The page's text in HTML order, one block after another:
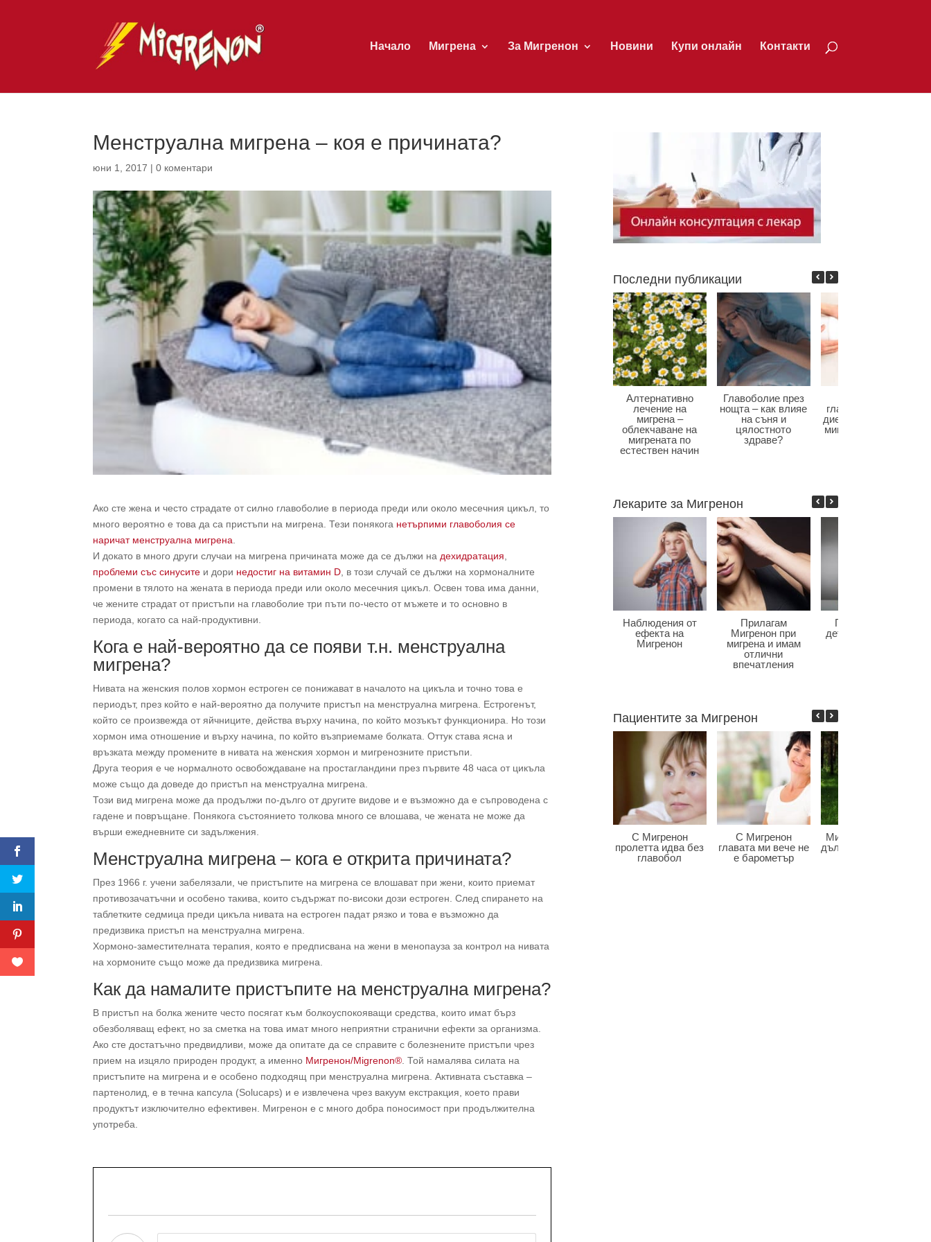
Начало Мигрена За Мигренон Новини Купи онлайн Контакти
Менструална мигрена – коя е причината?
юни 1, 2017 |0 коментари
Ако сте жена и често страдате от силно главоболие в периода преди или около месечния цикъл, то
много вероятно е това да са пристъпи на мигрена. Тези понякога нетърпими главоболия се
наричат менструална мигрена.
И докато в много други случаи на мигрена причината може да се дължи надехидратация,
проблеми със синусите и дори недостиг на витамин D, в този случай се дължи на хормоналните
промени в тялото на жената в периода преди или около месечния цикъл. Освен това има данни,
че жените страдат от пристъпи на главоболие три пъти по-често от мъжете и то основно в
периода, когато са най-продуктивни.
Кога е най-вероятно да се появи т.н. менструална
мигрена?
Нивата на женския полов хормон естроген се понижават в началото на цикъла и точно това е
периодът, през който е най-вероятно да получите пристъп на менструална мигрена. Естрогенът,
който се произвежда от яйчниците, действа върху начина, по който мозъкът функционира. Но този
хормон има отношение и върху начина, по който възприемаме болката. Оттук става ясна и
връзката между промените в нивата на женския хормон и мигренозните пристъпи.
Друга теория е че нормалното освобождаване на простагландини през първите 48 часа от цикъла
може също да доведе до пристъп на менструална мигрена.
Този вид мигрена може да продължи по-дълго от другите видове и е възможно да е съпроводена с
гадене и повръщане. Понякога състоянието толкова много се влошава, че жената не може да
върши ежедневните си задължения.
Менструална мигрена – кога е открита причината?
През 1966 г. учени забелязали, че пристъпите на мигрена се влошават при жени, които приемат
противозачатъчни и особено такива, които съдържат по-високи дози естроген. След спирането на
таблетките седмица преди цикъла нивата на естроген падат рязко и това е възможно да
предизвика пристъп на менструална мигрена.
Хормоно-заместителната терапия, която е предписвана на жени в менопауза за контрол на нивата
на хормоните също може да предизвика мигрена.
Как да намалите пристъпите на менструална мигрена?
В пристъп на болка жените често посягат към болкоуспокояващи средства, които имат бърз
обезболяващ ефект, но за сметка на това имат много неприятни странични ефекти за организма.
Ако сте достатъчно предвидливи, може да опитате да се справите с болезнените пристъпи чрез
прием на изцяло природен продукт, а именно Мигренон/Migrenon®. Той намалява силата на
пристъпите на мигрена и е особено подходящ при менструална мигрена. Активната съставка –
партенолид, е в течна капсула (Solucaps) и е извлечена чрез вакуум екстракция, което прави
продуктът изключително ефективен. Мигренон е с много добра поносимост при продължителна
употреба.
Последни публикации
Алтернативно
лечение на
мигрена –
облекчаване на
мигрената по
естествен начин
Главоболие през
нощта – как влияе
на съня и
цялостното
здраве?
главоболие – как
диетата влияе при
мигрена и болки в
Лекарите за Мигренон
Наблюдения от
ефекта на
Мигренон
Прилагам
Мигренон при
мигрена и имам
отлични
впечатления
Главоболие в
детската възраст
Пациентите за Мигренон
С Мигренон
пролетта идва без
главобол
С Мигренон
главата ми вече не
е барометър
Мигренон победи
дългогодишната ми